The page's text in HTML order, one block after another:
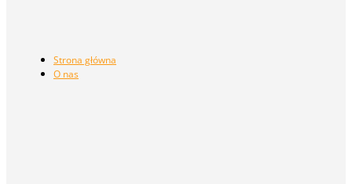
Strona główna
O nas